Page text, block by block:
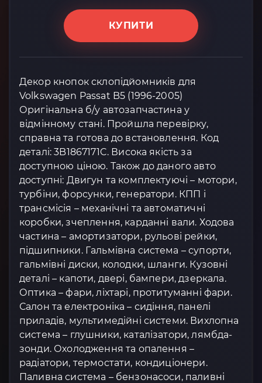
КУПИТИ
Декор кнопок склопідйомників для
Volkswagen Passat B5 (1996-2005)
Оригінальна б/у автозапчастина у
відмінному стані. Пройшла перевірку,
справна та готова до встановлення. Код
деталі: 3B1867171C. Висока якість за
доступною ціною. Також до даного авто
доступні: Двигун та комплектуючі – мотори,
турбіни, форсунки, генератори. КПП і
трансмісія – механічні та автоматичні
коробки, зчеплення, карданні вали. Ходова
частина – амортизатори, рульові рейки,
підшипники. Гальмівна система – супорти,
гальмівні диски, колодки, шланги. Кузовні
деталі – капоти, двері, бампери, дзеркала.
Оптика – фари, ліхтарі, протитуманні фари.
Салон та електроніка – сидіння, панелі
приладів, мультимедійні системи. Вихлопна
система – глушники, каталізатори, лямбда-
зонди. Охолодження та опалення –
радіатори, термостати, кондиціонери.
Паливна система – бензонасоси, паливні